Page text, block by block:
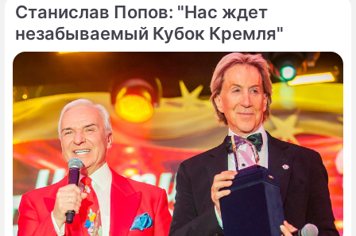
народный артист России Станислав Попов.
Станислав Попов: "Нас ждет
незабываемый Кубок Кремля"